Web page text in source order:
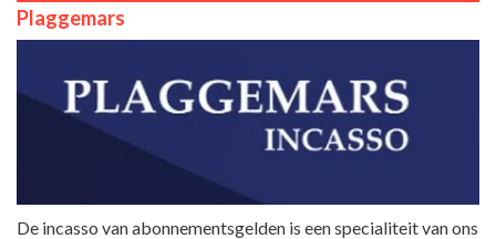
Plaggemars
De incasso van abonnementsgelden is een specialiteit van ons